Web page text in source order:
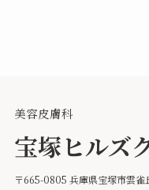
美容皮膚科
宝塚ヒルズ
〒665-0805 兵庫県宝塚市雲